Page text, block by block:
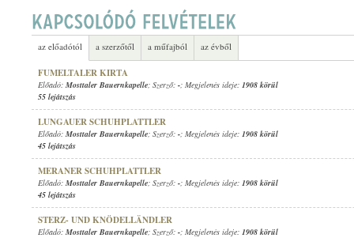
MOSTTALER BAUERNKAPELLE
az előadótól a szerzőtől a műfajból az évből
FUMELTALER KIRTA
Előadó: Mosttaler Bauernkapelle; Szerző: -; Megjelenés ideje: 1908 körül
55 lejátszás
LUNGAUER SCHUHPLATTLER
Előadó: Mosttaler Bauernkapelle; Szerző: -; Megjelenés ideje: 1908 körül
45 lejátszás
MERANER SCHUHPLATTLER
Előadó: Mosttaler Bauernkapelle; Szerző: -; Megjelenés ideje: 1908 körül
45 lejátszás
STERZ- UND KNÖDELLÄNDLER
Előadó: Mosttaler Bauernkapelle; Szerző: -; Megjelenés ideje: 1908 körül